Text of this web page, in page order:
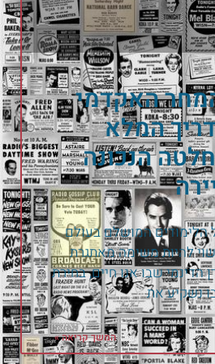
האקדמי
המלא
הנכונה
הלימודים המושלם בעולם
להיות משימה מאתגרת
הדינמי שבו אנו חיים, בחירת
נשקיע את
המשך קריאה »